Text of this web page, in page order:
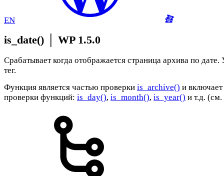
EN
is_date() WP 1.5.0
Срабатывает когда отображается страница архива по дате.
тег.
Функция является частью проверки is_archive() и включает
проверки функций: is_day(), is_month(), is_year() и т.д.